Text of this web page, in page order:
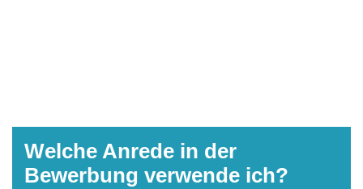
Welche Anrede in der
Bewerbung verwende ich?